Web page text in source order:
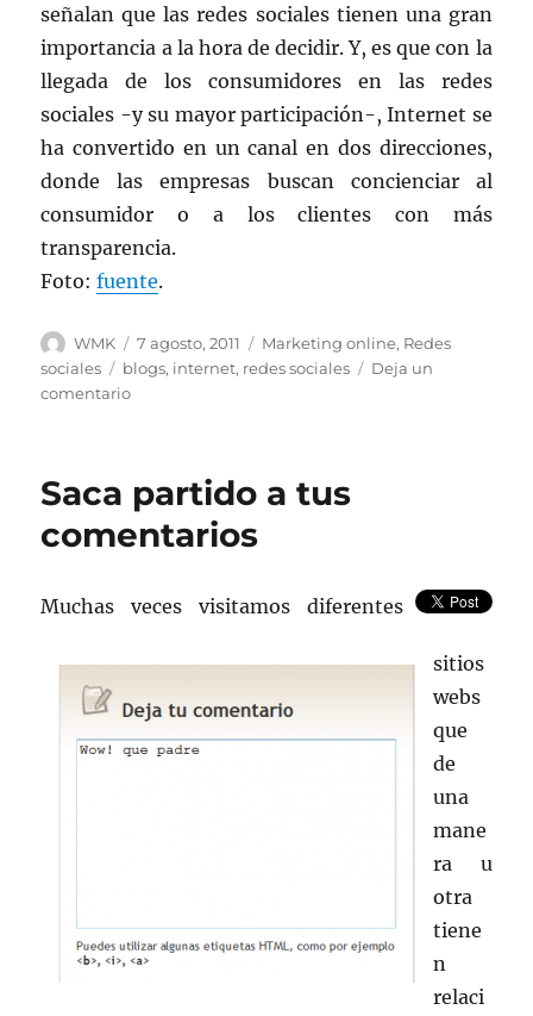
señalan que las redes sociales tienen una gran
importancia a la hora de decidir. Y, es que con la
llegada de los consumidores en las redes
sociales -y su mayor participación-, Internet se
ha convertido en un canal en dos direcciones,
donde las empresas buscan concienciar al
consumidor o a los clientes con más
transparencia.
Foto:fuente.
Autor
WMK
Publicado
el
7 agosto, 2011 Categorías
Marketing online, Redes
sociales
Etiquetas
blogs, internet, redes sociales
Deja un
comentarioen
y
foros
de
vez
más
en
las
Saca partido a tus
comentarios
Muchas veces visitamos diferentes
sitios
webs
que
de
una
mane
ra u
otra
tiene
n
relaci